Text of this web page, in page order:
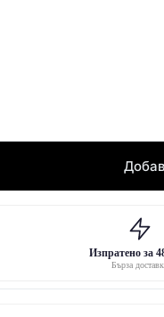
Изпратено за
Бърза